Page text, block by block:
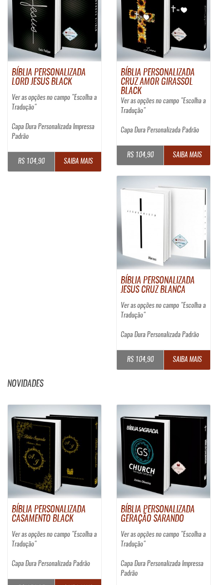
BÍBLIA PERSONALIZADA
LORD JESUS BLACK
Ver as opções no campo "Escolha a
Tradução"
Capa Dura Personalizada Impressa
Padrão
R$ 104,90 SAIBA MAIS
BÍBLIA PERSONALIZADA
CRUZ AMOR GIRASSOL
BLACK
Ver as opções no campo "Escolha a
Tradução"
Capa Dura Personalizada Padrão
R$ 104,90 SAIBA MAIS
BÍBLIA PERSONALIZADA
JESUS CRUZ BLANCA
Ver as opções no campo "Escolha a
Tradução"
Capa Dura Personalizada Padrão
R$ 104,90 SAIBA MAIS
NOVIDADES
BÍBLIA PERSONALIZADA
CASAMENTO BLACK
Ver as opções no campo "Escolha a
Tradução"
Capa Dura Personalizada Padrão
BÍBLIA PERSONALIZADA
GERAÇÃO SARANDO
Ver as opções no campo "Escolha a
Tradução"
Capa Dura Personalizada Impressa
Padrão